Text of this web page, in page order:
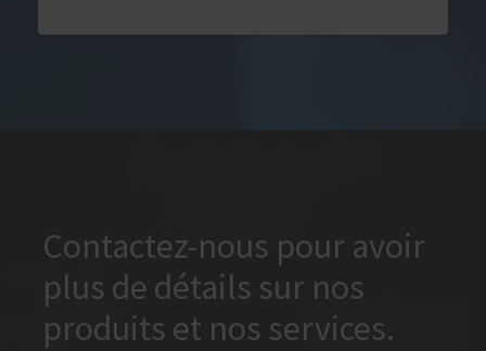
Contactez-nous pour avoir
plus de détails sur nos
produits et nos services.